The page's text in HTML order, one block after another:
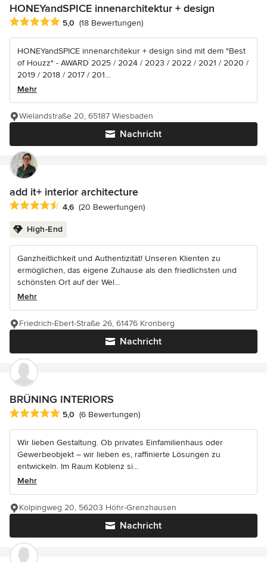
HONEYandSPICE innenarchitektur + design
Durchschnittliche Bewertung: 5 von 5 Sternen
5,0 (18 Bewertungen)
HONEYandSPICE innenarchitekur + design sind mit dem "Best
of Houzz" - AWARD 2025 / 2024 / 2023 / 2022 / 2021 / 2020 /
2019 / 2018 / 2017 / 201...
Mehr
Nachricht
Wielandstraße 20, 65187 Wiesbaden
add it+ interior architecture
Durchschnittliche Bewertung: 4.6 von 5 Sternen
4,6 (20 Bewertungen)
High-End
Ganzheitlichkeit und Authentizität! Unseren Klienten zu
ermöglichen, das eigene Zuhause als den friedlichsten und
schönsten Ort auf der Wel...
Mehr
Nachricht
Friedrich-Ebert-Straße 26, 61476 Kronberg
BRÜNING INTERIORS
Durchschnittliche Bewertung: 5 von 5 Sternen
5,0 (6 Bewertungen)
Wir lieben Gestaltung. Ob privates Einfamilienhaus oder
Gewerbeobjekt – wir lieben es, raffinierte Lösungen zu
entwickeln. Im Raum Koblenz si...
Mehr
Nachricht
Kolpingweg 20, 56203 Höhr-Grenzhausen